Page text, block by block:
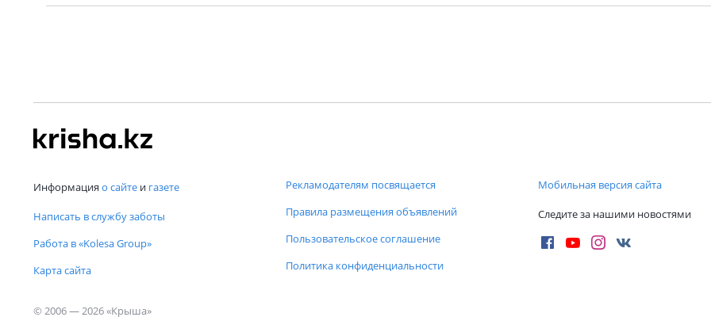
Информация о сайте и газете
Написать в службу заботы
Работа в «Kolesa Group»
Карта сайта
Рекламодателям посвящается
Правила размещения объявлений
Пользовательское соглашение
Политика конфиденциальности
Мобильная версия сайта
Следите за нашими новостями
© 2006 — 2026 «Крыша»